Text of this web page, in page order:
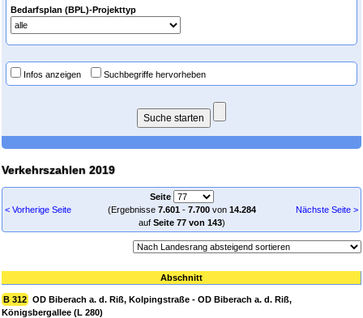
Bedarfsplan (BPL)-Projekttyp
Infos anzeigen Suchbegriffe hervorheben
Verkehrszahlen 2019
< Vorherige Seite
Seite
(Ergebnisse 7.601- 7.700von 14.284
auf Seite 77 von 143)
Nächste Seite >
Abschnitt
B 312 OD Biberach a. d. Riß, Kolpingstraße - OD Biberach a. d. Riß,
Königsbergallee (L 280)